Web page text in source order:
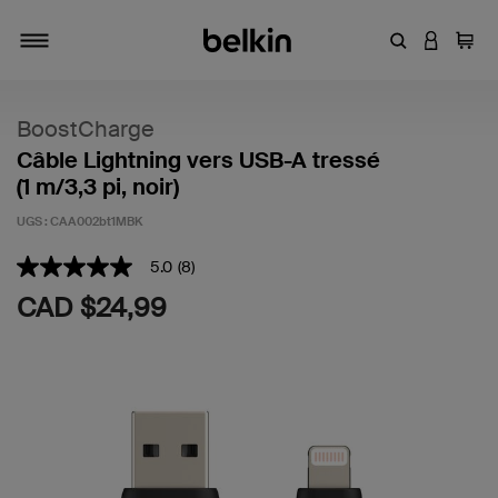
Entrez un
BoostCharge
Câble Lightning vers USB-A tressé
(1 m/3,3 pi, noir)
UGS : CAA002bt1MBK
5 sur 5 (avis clients)
5.0
étoiles
sur
5.0 (8)
CAD $24,99